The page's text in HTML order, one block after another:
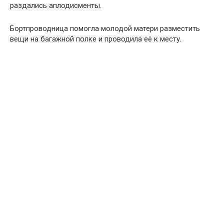
раздались аплодисменты.
Бортпроводница помогла молодой матери разместить
вещи на багажной полке и проводила её к месту.